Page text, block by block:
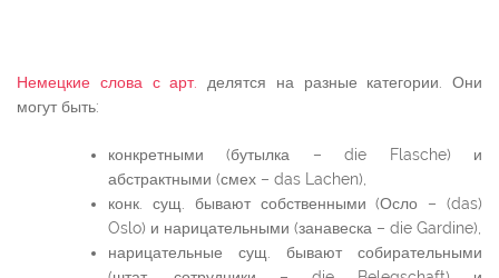
Немецкие слова с арт.
делятся на разные категории. Они
могут быть:
конкретными (бутылка – die Flasche) и
абстрактными (смех – das Lachen),
конк. сущ. бывают собственными (Осло – (das)
Oslo) и нарицательными (занавеска – die Gardine),
нарицательные сущ. бывают собирательными